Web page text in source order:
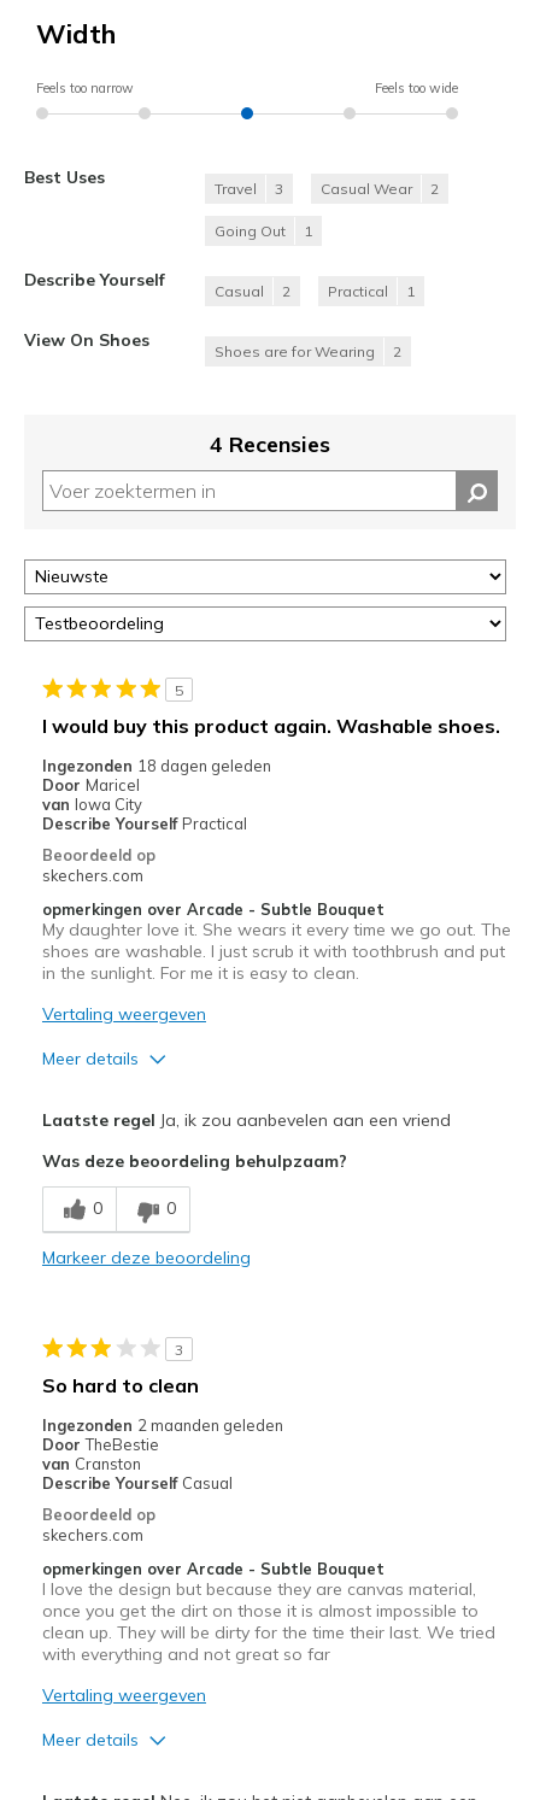
Width
Feels too narrow Feels too wide
Best Uses
Travel 3 Casual Wear 2
Going Out 1
Describe Yourself
Casual 2 Practical 1
View On Shoes
Shoes are for Wearing 2
4 Recensies
5
I would buy this product again. Washable shoes.
Ingezonden 18 dagen geleden
Door Maricel
van Iowa City
Describe Yourself Practical
Beoordeeld op
skechers.com
opmerkingen over Arcade - Subtle Bouquet
My daughter love it. She wears it every time we go out. The
shoes are washable. I just scrub it with toothbrush and put
in the sunlight. For me it is easy to clean.
Vertaling weergeven
Meer details
Breathe Well
Comfortable
Going Out
Width
Sizing
Feels true to size
View On Shoes
Laatste regel Ja, ik zou aanbevelen aan een vriend
Was deze beoordeling behulpzaam?
0 0
Markeer deze beoordeling
3
So hard to clean
Ingezonden 2 maanden geleden
Door TheBestie
van Cranston
Describe Yourself Casual
Beoordeeld op
skechers.com
opmerkingen over Arcade - Subtle Bouquet
I love the design but because they are canvas material,
once you get the dirt on those it is almost impossible to
clean up. They will be dirty for the time their last. We tried
with everything and not great so far
Vertaling weergeven
Meer details